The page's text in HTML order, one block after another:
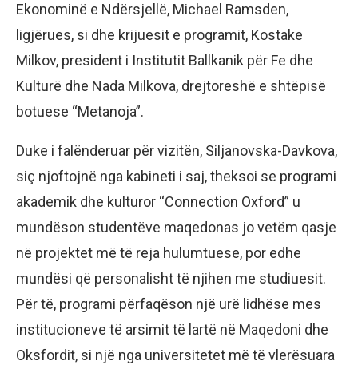
Ekonominë e Ndërsjellë, Michael Ramsden,
ligjërues, si dhe krijuesit e programit, Kostake
Milkov, president i Institutit Ballkanik për Fe dhe
Kulturë dhe Nada Milkova, drejtoreshë e shtëpisë
botuese “Metanoja”.
Duke i falënderuar për vizitën, Siljanovska-Davkova,
siç njoftojnë nga kabineti i saj, theksoi se programi
akademik dhe kulturor “Connection Oxford” u
mundëson studentëve maqedonas jo vetëm qasje
në projektet më të reja hulumtuese, por edhe
mundësi që personalisht të njihen me studiuesit.
Për të, programi përfaqëson një urë lidhëse mes
institucioneve të arsimit të lartë në Maqedoni dhe
Oksfordit, si një nga universitetet më të vlerësuara